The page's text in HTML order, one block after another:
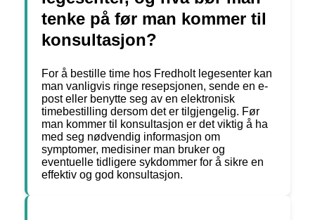
tenke på før man kommer til
konsultasjon?
For å bestille time hos Fredholt legesenter kan
man vanligvis ringe resepsjonen, sende en e-
post eller benytte seg av en elektronisk
timebestilling dersom det er tilgjengelig. Før
man kommer til konsultasjon er det viktig å ha
med seg nødvendig informasjon om
symptomer, medisiner man bruker og
eventuelle tidligere sykdommer for å sikre en
effektiv og god konsultasjon.